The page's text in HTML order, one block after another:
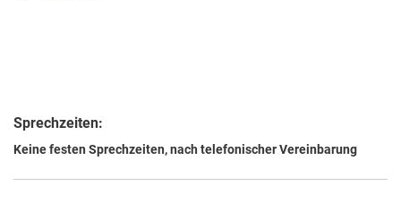
Sprechzeiten:
Keine festen Sprechzeiten, nach telefonischer Vereinbarung